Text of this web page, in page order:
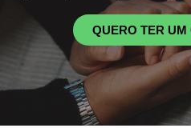
QUERO TER